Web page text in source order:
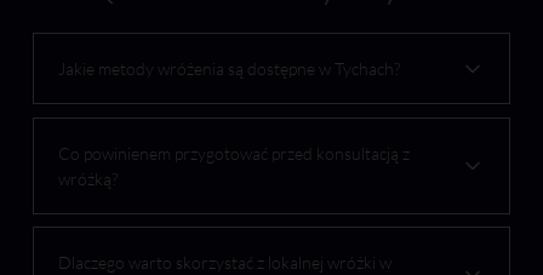
Jakie metody wróżenia są dostępne w Tychach?
Co powinienem przygotować przed konsultacją z
wróżką?
Dlaczego warto skorzystać z lokalnej wróżki w